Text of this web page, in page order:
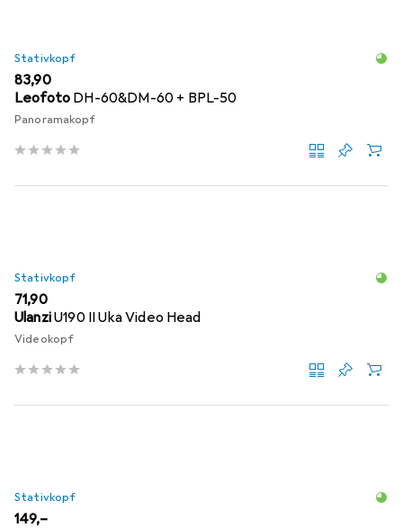
Stativkopf
EUR
83,90
Leofoto DH-60&DM-60 + BPL-50
Panoramakopf
Stativkopf
EUR
71,90
UlanziU190 II Uka Video Head
Videokopf
Stativkopf
EUR
149,–